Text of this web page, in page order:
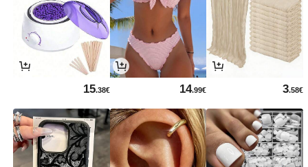
3.58€
14.99€
15.38€